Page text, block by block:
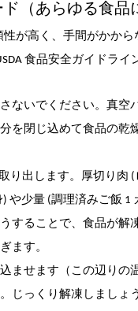
（あらゆる食品
が高く、手間がかか
食品安全ガイドライ
ないでください。真
を閉じ込めて食品の乾
り出します。厚切り
少量 (調理済みご飯 1
することで、食品が
ます。
ませます（この辺りの
じっくり解凍しましょ